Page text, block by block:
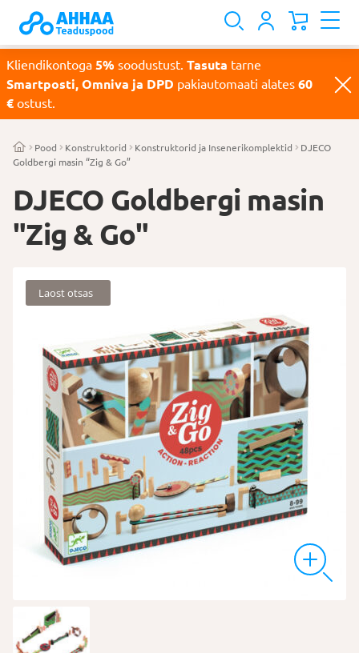
Kliendikontoga 5% soodustust. Tasuta tarne
Smartposti, Omniva ja DPD pakiautomaati alates 60
€ ostust.
Pood Konstruktorid Konstruktorid ja Insenerikomplektid
DJECO
Goldbergi masin “Zig & Go”
DJECO Goldbergi masin
"Zig & Go"
Laost otsas